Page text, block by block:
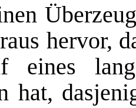
hervor,
eines
hat,